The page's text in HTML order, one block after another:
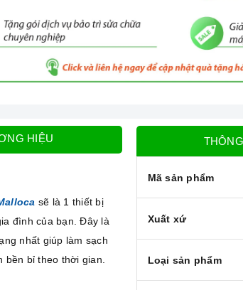
HIỆU
sẽ là 1 thiết bị
đình của bạn. Đây là
nhất giúp làm sạch
bỉ theo thời gian.
Mã sản phẩm
Xuất xứ
Loại sản phẩm